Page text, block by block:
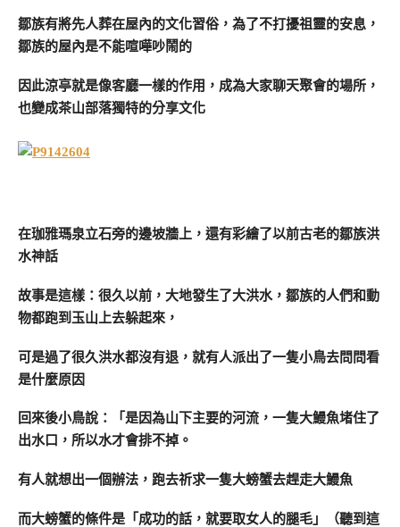
鄒族有將先人葬在屋內的文化習俗，為了不打擾祖靈的安息，
鄒族的屋內是不能喧嘩吵鬧的
因此涼亭就是像客廳一樣的作用，成為大家聊天聚會的場所，
也變成茶山部落獨特的分享文化
在珈雅瑪泉立石旁的邊坡牆上，還有彩繪了以前古老的鄒族洪
水神話
故事是這樣：很久以前，大地發生了大洪水，鄒族的人們和動
物都跑到玉山上去躲起來，
可是過了很久洪水都沒有退，就有人派出了一隻小鳥去問問看
是什麼原因
回來後小鳥說：「是因為山下主要的河流，一隻大鰻魚堵住了
出水口，所以水才會排不掉。
有人就想出一個辦法，跑去祈求一隻大螃蟹去趕走大鰻魚
而大螃蟹的條件是「成功的話，就要取女人的腿毛」（聽到這